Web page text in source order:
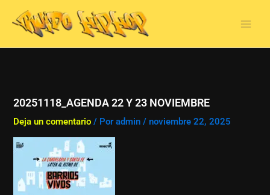
contenido
20251118_AGENDA 22 Y 23 NOVIEMBRE
Deja un comentario / Poradmin/noviembre 22, 2025